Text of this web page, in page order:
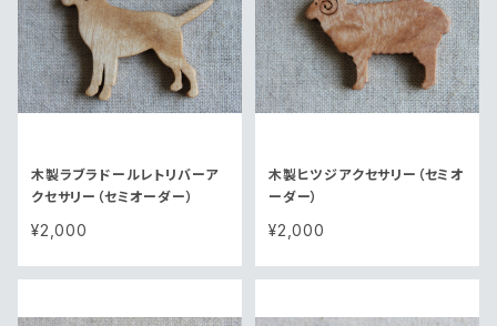
木製ラブラドールレトリバーア
クセサリー（セミオーダー）
¥2,000
木製ヒツジアクセサリー（セミオ
ーダー）
¥2,000